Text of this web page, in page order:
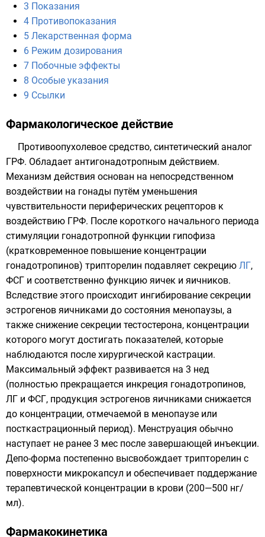
3 Показания
4 Противопоказания
5 Лекарственная форма
6 Режим дозирования
7 Побочные эффекты
8 Особые указания
9 Ссылки
Фармакологическое действие
Противоопухолевое средство, синтетический аналог
ГРФ. Обладает антигонадотропным действием.
Механизм действия основан на непосредственном
воздействии на гонады путём уменьшения
чувствительности периферических рецепторов к
воздействию ГРФ. После короткого начального периода
стимуляции гонадотропной функции гипофиза
(кратковременное повышение концентрации
гонадотропинов) трипторелин подавляет секрецию ЛГ,
ФСГ и соответственно функцию яичек и яичников.
Вследствие этого происходит ингибирование секреции
эстрогенов яичниками до состояния менопаузы, а
также снижение секреции тестостерона, концентрации
которого могут достигать показателей, которые
наблюдаются после хирургической кастрации.
Максимальный эффект развивается на 3 нед
(полностью прекращается инкреция гонадотропинов,
ЛГ и ФСГ, продукция эстрогенов яичниками снижается
до концентрации, отмечаемой в менопаузе или
посткастрационный период). Менструация обычно
наступает не ранее 3 мес после завершающей инъекции.
Депо-форма постепенно высвобождает трипторелин с
поверхности микрокапсул и обеспечивает поддержание
терапевтической концентрации в крови (200—500 нг/
мл).
Фармакокинетика